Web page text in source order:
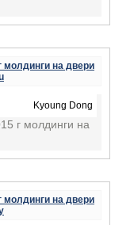
Kyoung Dong
г молдинги на